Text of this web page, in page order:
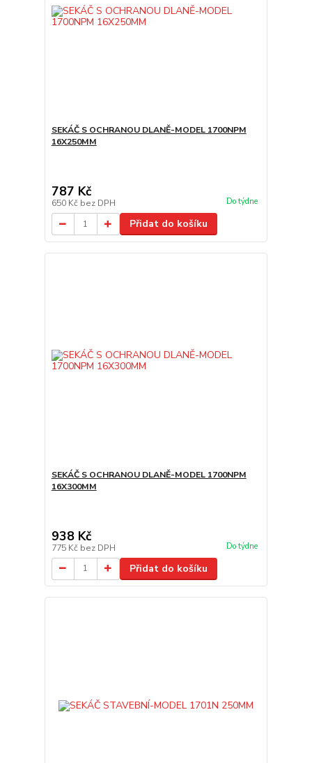
SEKÁČ S OCHRANOU DLANĚ-MODEL 1700NPM
16X250MM
787 Kč
650 Kč bez DPH Do týdne
Přidat do košíku
SEKÁČ S OCHRANOU DLANĚ-MODEL 1700NPM
16X300MM
938 Kč
775 Kč bez DPH Do týdne
Přidat do košíku